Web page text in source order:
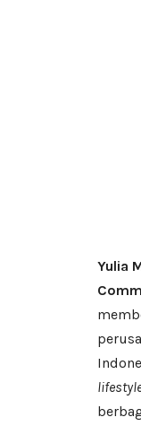
Yulia